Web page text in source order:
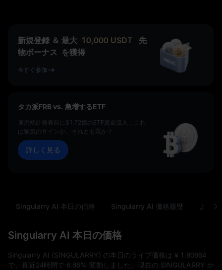
新規登録 ＆ 最大 10,000 USDT
先
物ボーナス を獲得
今すぐ参加
タカ派FRB vs. 急増するETF
雇用統計発表前に$1.72億のETF資金流入：これ
は強気のサインか、それとも罠か？
詳しく見る
Singularry AI 本日の価格 Singularry AI 価格履歴 よく
Singularry AI 本日の価格
Singularry AI (SINGULARRY) の本日のライブ価格は ¥ 1.80864
で、直近24時間で 6.86% 変動しました。現在の SINGULARRY か